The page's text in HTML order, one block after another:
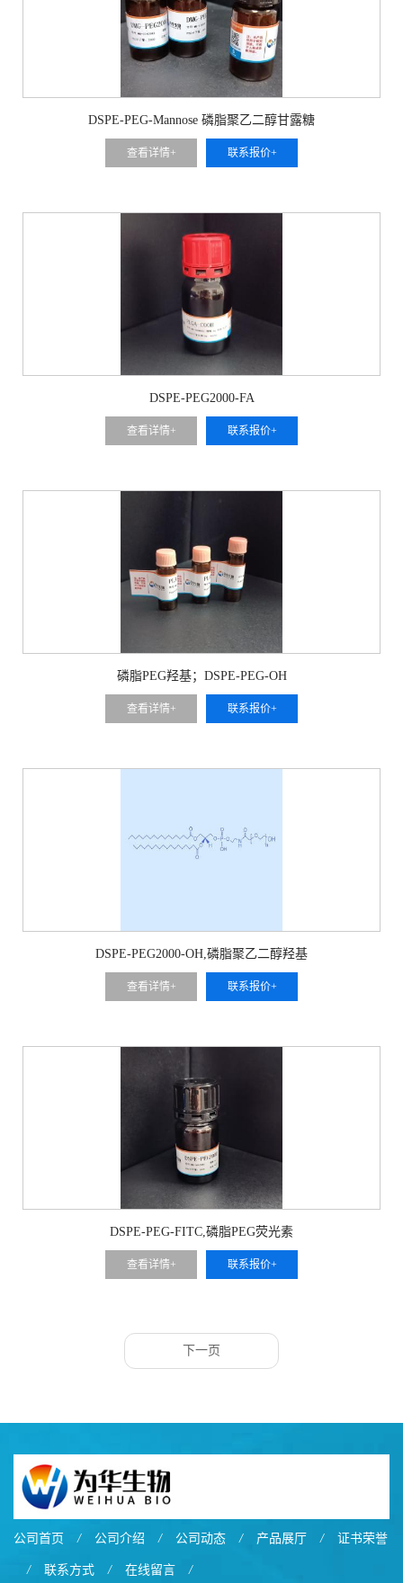
DSPE-PEG-Mannose 磷脂聚乙二醇甘露糖
查看详情+ 联系报价+
DSPE-PEG2000-FA
查看详情+ 联系报价+
磷脂PEG羟基；DSPE-PEG-OH
查看详情+ 联系报价+
DSPE-PEG2000-OH,磷脂聚乙二醇羟基
查看详情+ 联系报价+
DSPE-PEG-FITC,磷脂PEG荧光素
查看详情+ 联系报价+
下一页
公司首页 / 公司介绍 / 公司动态 / 产品展厅 / 证书荣誉
/ 联系方式 / 在线留言 /